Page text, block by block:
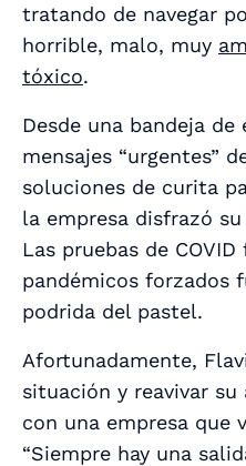
tratando de navegar
horrible, malo, muy
tóxico.
Desde una bandeja
mensajes “urgentes”
soluciones de curita
la empresa disfrazó
Las pruebas de
pandémicos forzados
podrida del pastel.
Afortunadamente,
situación y reavivar
con una empresa que
“Siempre hay una